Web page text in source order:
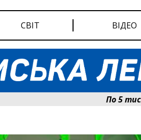
СВІТ ВІДЕО
По 5 тисяч